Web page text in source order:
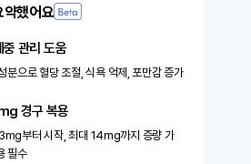
한다면 오히려 더 효과
다 ​2. 주사제가 무서
매일 1알씩 아침공복에
30분 공복 조건을 만족
3mg는 입문용 ,
으면서 식욕이 일반인
도전해본적없지만 식
마 이렇게 일것같다 혹
그때 적어놓을예정
했어요
중 관리 도움
분으로 혈당 조절, 식욕 억제, 포만감 증가
경구 복용
부터 시작, 최대 14mg까지 증량 가
필수